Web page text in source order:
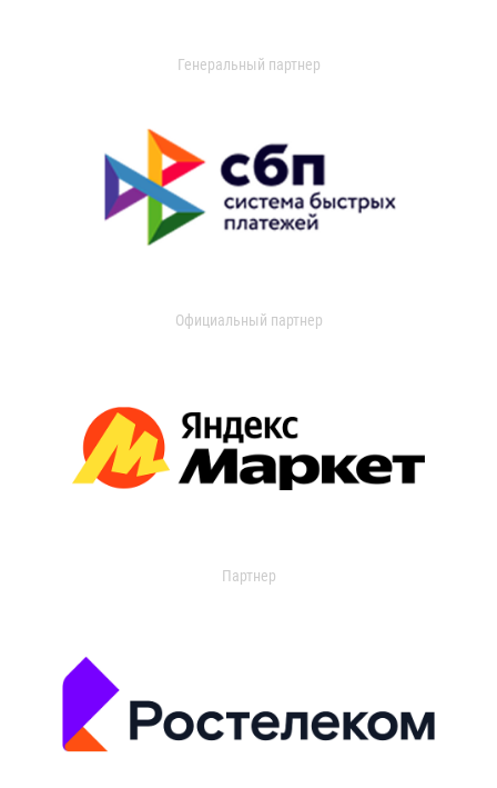
Генеральный партнер
Официальный партнер
Партнер